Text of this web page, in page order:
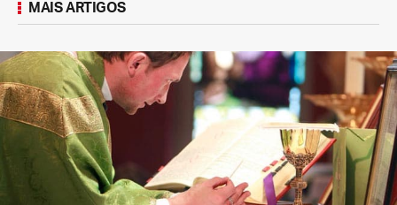
MAIS ARTIGOS